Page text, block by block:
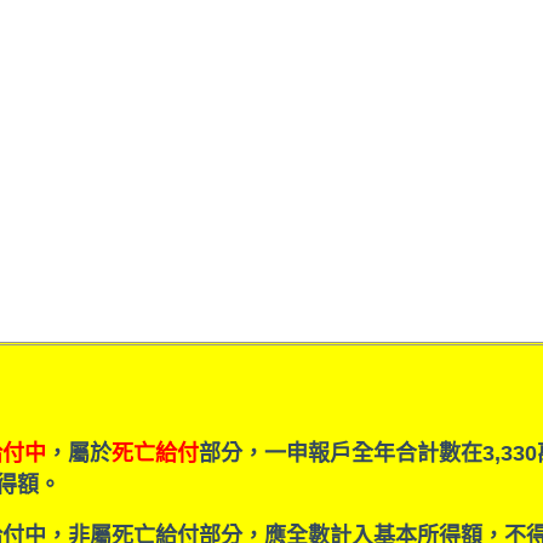
中 ，屬於死亡給付部分，一申報戶全年合計數在
額。
中，非屬死亡給付部分，應全數計入基本所得額，不